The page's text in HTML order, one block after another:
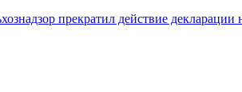
прекратил действие декларации